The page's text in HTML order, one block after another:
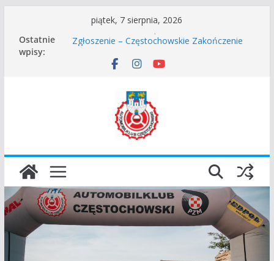
treści
piątek, 7 sierpnia, 2026
Ostatnie
wpisy:
Częstochowskie Rozpoczęcie Sezonu 2026
Sezonu 2025
VROOOM Classic Race Event 2026
I Gliwicki Classic Sprint o Puchar Prezydenta
Miasta Gliwice